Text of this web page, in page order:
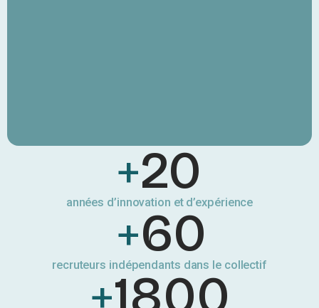
+20
années d’innovation et d’expérience
+60
recruteurs indépendants dans le collectif